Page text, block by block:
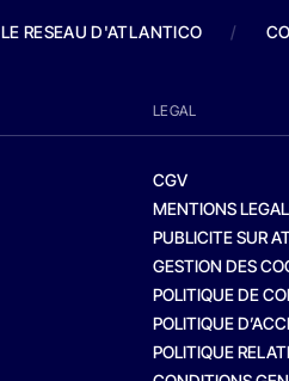
LE RESEAU D'ATLANTICO /
LEGAL
CGV
MENTIONS
PUBLICITE SUR
GESTION DES
POLITIQUE DE
POLITIQUE
POLITIQUE